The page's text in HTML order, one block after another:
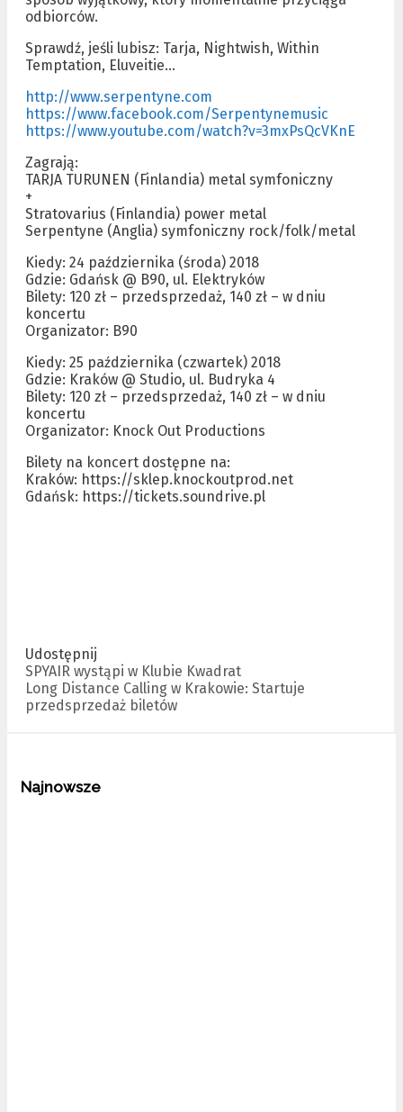
odbiorców.
Sprawdź, jeśli lubisz: Tarja, Nightwish, Within
Temptation, Eluveitie…
http://www.serpentyne.com
https://www.facebook.com/Serpentynemusic
https://www.youtube.com/watch?v=3mxPsQcVKnE
Zagrają:
TARJA TURUNEN (Finlandia) metal symfoniczny
+
Stratovarius (Finlandia) power metal
Serpentyne (Anglia) symfoniczny rock/folk/metal
Kiedy: 24 października (środa) 2018
Gdzie: Gdańsk @ B90, ul. Elektryków
Bilety: 120 zł – przedsprzedaż, 140 zł – w dniu
koncertu
Organizator: B90
Kiedy: 25 października (czwartek) 2018
Gdzie: Kraków @ Studio, ul. Budryka 4
Bilety: 120 zł – przedsprzedaż, 140 zł – w dniu
koncertu
Organizator: Knock Out Productions
Bilety na koncert dostępne na:
Kraków: https://sklep.knockoutprod.net
Gdańsk: https://tickets.soundrive.pl
Udostępnij
Zobacz
wpisy
SPYAIR wystąpi w Klubie Kwadrat
Long Distance Calling w Krakowie: Startuje
przedsprzedaż biletów
Najnowsze